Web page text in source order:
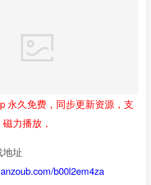
永久免费，同步更新资源，支
力播放，
地址
b00l2em4za